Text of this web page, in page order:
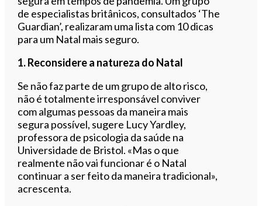
de especialistas britânicos, consultados ‘The
Guardian’, realizaram uma lista com 10 dicas
para um Natal mais seguro.
1. Reconsidere a natureza do Natal
Se não faz parte de um grupo de alto risco,
não é totalmente irresponsável conviver
com algumas pessoas da maneira mais
segura possível, sugere Lucy Yardley,
professora de psicologia da saúde na
Universidade de Bristol. «Mas o que
realmente não vai funcionar é o Natal
continuar a ser feito da maneira tradicional»,
acrescenta.